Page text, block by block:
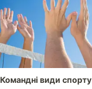
Командні види спорту